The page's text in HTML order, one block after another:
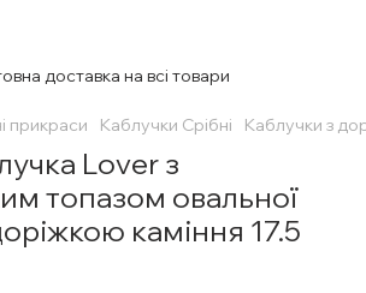
доставка на всі товари
прикраси Каблучки Срібні Каблучки з
Lover з
топазом овальної
каміння 17.5